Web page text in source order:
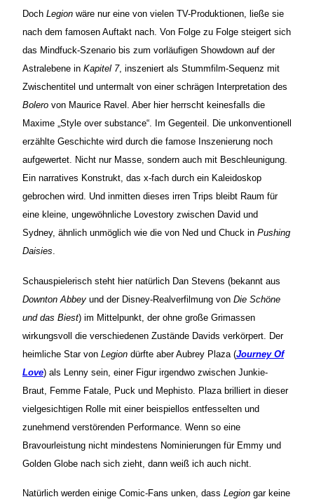
Doch Legion wäre nur eine von vielen TV-Produktionen, ließe sie
nach dem famosen Auftakt nach. Von Folge zu Folge steigert sich
das Mindfuck-Szenario bis zum vorläufigen Showdown auf der
Astralebene in Kapitel 7, inszeniert als Stummfilm-Sequenz mit
Zwischentitel und untermalt von einer schrägen Interpretation des
Bolero von Maurice Ravel. Aber hier herrscht keinesfalls die
Maxime „Style over substance“. Im Gegenteil. Die unkonventionell
erzählte Geschichte wird durch die famose Inszenierung noch
aufgewertet. Nicht nur Masse, sondern auch mit Beschleunigung.
Ein narratives Konstrukt, das x-fach durch ein Kaleidoskop
gebrochen wird. Und inmitten dieses irren Trips bleibt Raum für
eine kleine, ungewöhnliche Lovestory zwischen David und
Sydney, ähnlich unmöglich wie die von Ned und Chuck in Pushing
Daisies.
Schauspielerisch steht hier natürlich Dan Stevens (bekannt aus
Downton Abbey und der Disney-Realverfilmung von Die Schöne
und das Biest) im Mittelpunkt, der ohne große Grimassen
wirkungsvoll die verschiedenen Zustände Davids verkörpert. Der
heimliche Star von Legion dürfte aber Aubrey Plaza (Journey Of
Love) als Lenny sein, einer Figur irgendwo zwischen Junkie-
Braut, Femme Fatale, Puck und Mephisto. Plaza brilliert in dieser
vielgesichtigen Rolle mit einer beispiellos entfesselten und
zunehmend verstörenden Performance. Wenn so eine
Bravourleistung nicht mindestens Nominierungen für Emmy und
Golden Globe nach sich zieht, dann weiß ich auch nicht.
Natürlich werden einige Comic-Fans unken, dass Legion gar keine